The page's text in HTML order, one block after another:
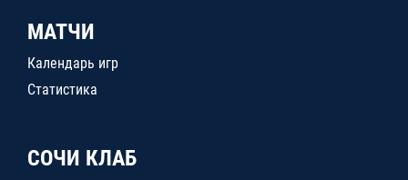
МАТЧИ
Календарь игр
Статистика
СОЧИ КЛАБ